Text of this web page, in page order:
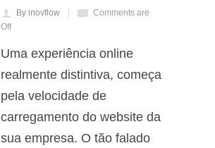
By inovflow
Comments are
Off
Uma experiência online
realmente distintiva, começa
pela velocidade de
carregamento do website da
sua empresa. O tão falado